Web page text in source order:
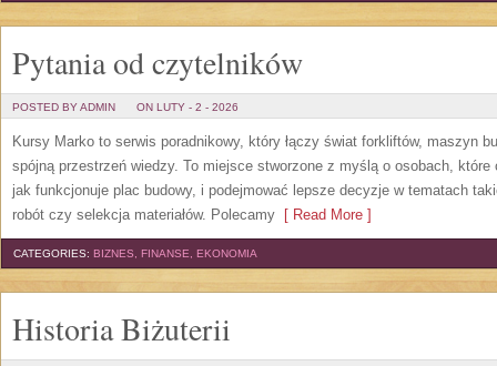
Pytania od czytelników
POSTED BY ADMIN ON LUTY - 2 - 2026
Kursy Marko to serwis poradnikowy, który łączy świat forkliftów, maszyn
spójną przestrzeń wiedzy. To miejsce stworzone z myślą o osobach,
jak funkcjonuje plac budowy, i podejmować lepsze decyzje w tematach
robót czy selekcja materiałów. Polecamy [ Read More ]
CATEGORIES: BIZNES, FINANSE, EKONOMIA
Historia Biżuterii